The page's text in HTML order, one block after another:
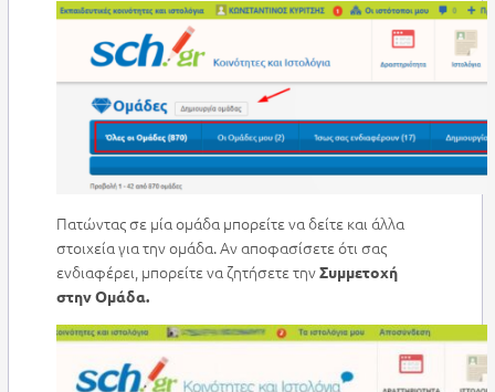
Πατώντας σε μία ομάδα μπορείτε να δείτε και άλλα
στοιχεία για την ομάδα. Αν αποφασίσετε ότι σας
ενδιαφέρει, μπορείτε να ζητήσετε τηνΣυμμετοχή
στην Ομάδα.